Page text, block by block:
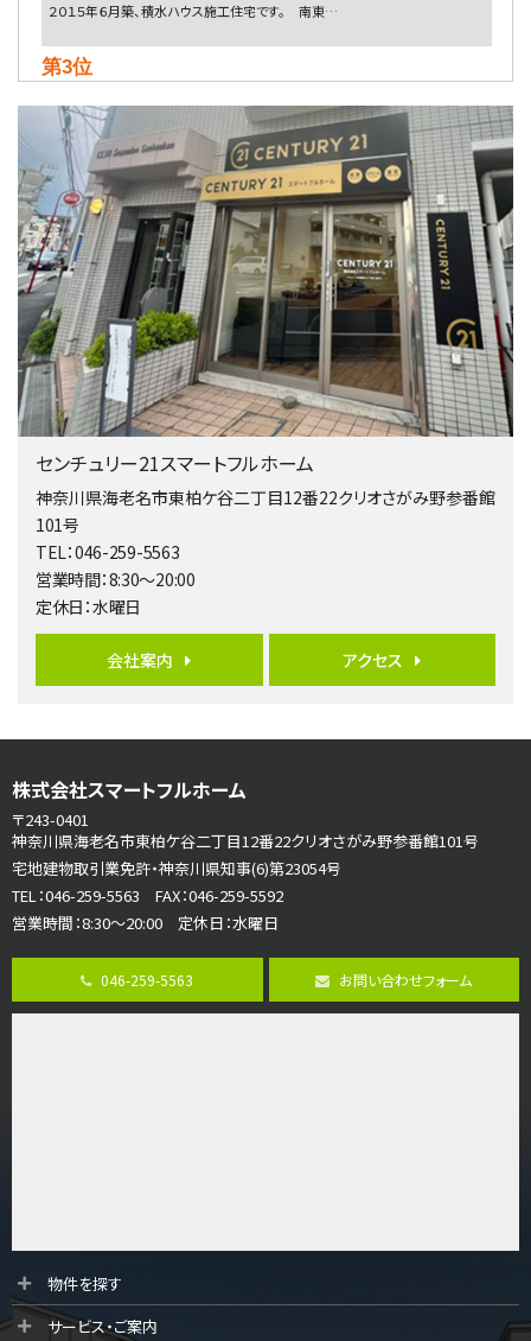
２０１５年６月築、積水ハウス施工住宅です。 南東…
第3位
4ＬＤＫ
淵野辺駅
歩17分
南側道路に面しており日当たり良好。 キッチンから…
第4位
3,680万円
4ＳＬＤＫ
海老名駅
バ15分・歩1分
リビングダイニング部分の床暖房完備 車並列2台駐…
第5位
4,190万円
バ14分・ 歩4分
LDK約20帖とゆとりある広さ！WIC、SICの…
第6位
4ＬＤＫ
長後駅
海老名駅
バ18分 歩6分
開放感のある角地区画。車３台並列駐車可能です。 …
第8位
3,180万円
3ＬＤＫ
海老名駅
第10位
3,680万円
センチュリー21スマートフルホーム
神奈川県海老名市東柏ケ谷二丁目12番22クリオさがみ野参番館
101号
TEL：046-259-5563
営業時間：8:30～20:00
定休日：水曜日
会社案内 アクセス
株式会社スマートフルホーム
〒243-0401
神奈川県海老名市東柏ケ谷二丁目12番22クリオさがみ野参番館101号
宅地建物取引業免許・神奈川県知事(6)第23054号
TEL：046-259-5563 FAX：046-259-5592
営業時間：8:30～20:00 定休日：水曜日
046-259-5563 お問い合わせフォーム
物件を探す
サービス・ご案内